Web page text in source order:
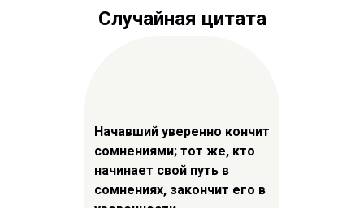
Случайная цитата
Начавший уверенно кончит
сомнениями; тот же, кто
начинает свой путь в
сомнениях, закончит его в